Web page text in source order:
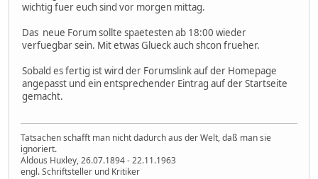
wichtig fuer euch sind vor morgen mittag.
Das neue Forum sollte spaetesten ab 18:00 wieder
verfuegbar sein. Mit etwas Glueck auch shcon frueher.
Sobald es fertig ist wird der Forumslink auf der Homepage
angepasst und ein entsprechender Eintrag auf der Startseite
gemacht.
Tatsachen schafft man nicht dadurch aus der Welt, daß man sie
ignoriert.
Aldous Huxley, 26.07.1894 - 22.11.1963
engl. Schriftsteller und Kritiker